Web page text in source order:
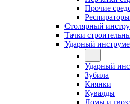
Прочие
Респираторы
Столярный
Тачки
Ударный
Ударный
Зубила
Киянки
Кувалды
Ломы и